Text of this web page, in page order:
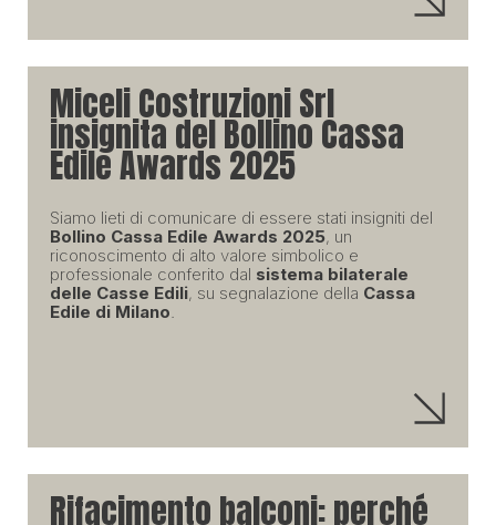
Miceli Costruzioni Srl
insignita del Bollino Cassa
Edile Awards 2025
Siamo lieti di comunicare di essere stati insigniti del
Bollino Cassa Edile Awards 2025, un
riconoscimento di alto valore simbolico e
professionale conferito dal sistema bilaterale
delle Casse Edili, su segnalazione della Cassa
Edile di Milano.
Rifacimento balconi: perché